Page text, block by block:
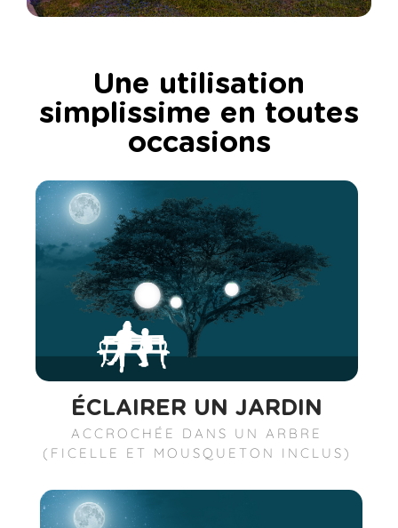
Une utilisation
simplissime en toutes
occasions
ÉCLAIRER UN JARDIN
ACCROCHÉE DANS UN ARBRE
(FICELLE ET MOUSQUETON INCLUS)